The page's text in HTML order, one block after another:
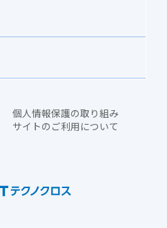
個人情報保護の取り組み
サイトのご利用について